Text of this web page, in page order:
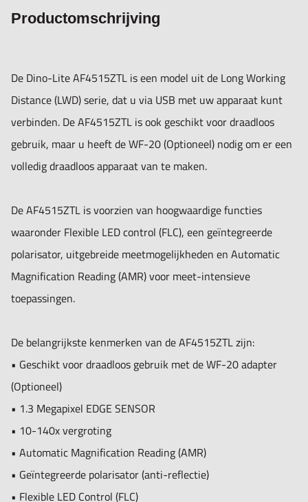
• Flexible LED Control (FLC)
Dino-Lite range: Dino-Lite Long Working Distance - Wired
Lighting
Light/ LED type: White
Number of LEDs: 8
Infrared filter: IR cut-filter >650 nm
Diffuser available: Yes (N3C-D included)
Emission filter: No
Polarizer: Yes, linear
Magnification: 10-140x
Macro zoom: No
Working distance: Long
Lens type: Glass with anti-reflection coating
Sensor type: CMOS
Resolution: 1.3 Megapixel (1280x1024)
Productomschrijving
De Dino-Lite AF4515ZTL is een model uit de Long Working
Distance (LWD) serie, dat u via USB met uw apparaat kunt
verbinden. De AF4515ZTL is ook geschikt voor draadloos
gebruik, maar u heeft de WF-20 (Optioneel) nodig om er een
volledig draadloos apparaat van te maken.
De AF4515ZTL is voorzien van hoogwaardige functies
waaronder Flexible LED control (FLC), een geïntegreerde
polarisator, uitgebreide meetmogelijkheden en Automatic
Magnification Reading (AMR) voor meet-intensieve
toepassingen.
De belangrijkste kenmerken van de AF4515ZTL zijn:
• Geschikt voor draadloos gebruik met de WF-20 adapter
(Optioneel)
• 1.3 Megapixel EDGE SENSOR
• 10-140x vergroting
• Automatic Magnification Reading (AMR)
• Geïntegreerde polarisator (anti-reflectie)
• Flexible LED Control (FLC)